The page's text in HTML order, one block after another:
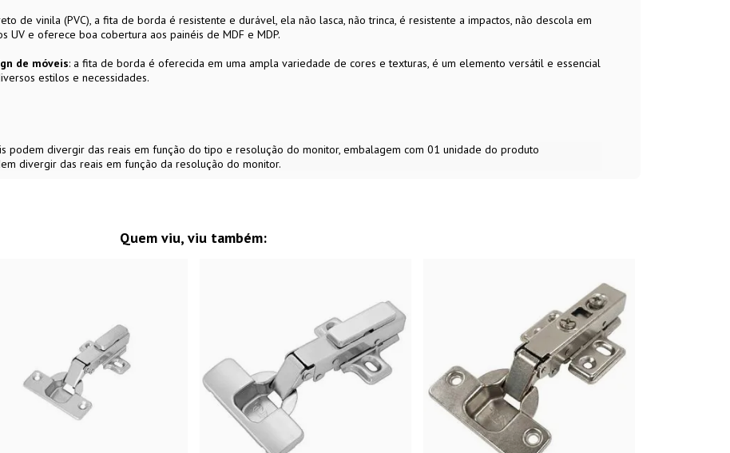
de vinila (PVC), a fita de borda é resistente e durável, ela não lasca, não trinca, é resistente a impactos, não descola em
UV e oferece boa cobertura aos painéis de MDF e MDP.
de móveis: a fita de borda é oferecida em uma ampla variedade de cores e texturas, é um elemento versátil e essencial
estilos e necessidades.
podem divergir das reais em função do tipo e resolução do monitor, embalagem com 01 unidade do produto
divergir das reais em função da resolução do monitor.
Quem viu, viu também: